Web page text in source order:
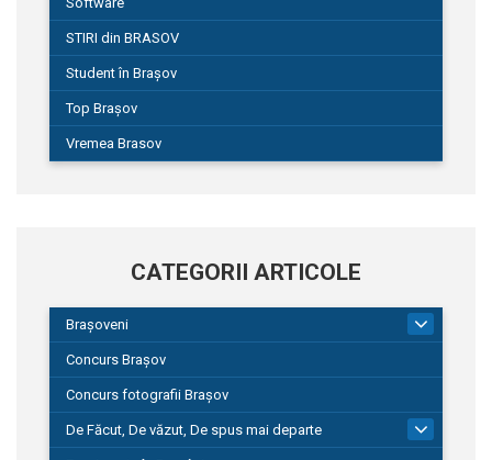
STIRI din BRASOV
Student în Brașov
Top Brașov
Vremea Brasov
CATEGORII ARTICOLE
Brașoveni
Concurs Brașov
Concurs fotografii Brașov
De Făcut, De văzut, De spus mai departe
149